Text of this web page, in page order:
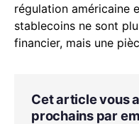
régulation américaine
stablecoins ne sont
financier, mais une
Cet article vous
prochains par